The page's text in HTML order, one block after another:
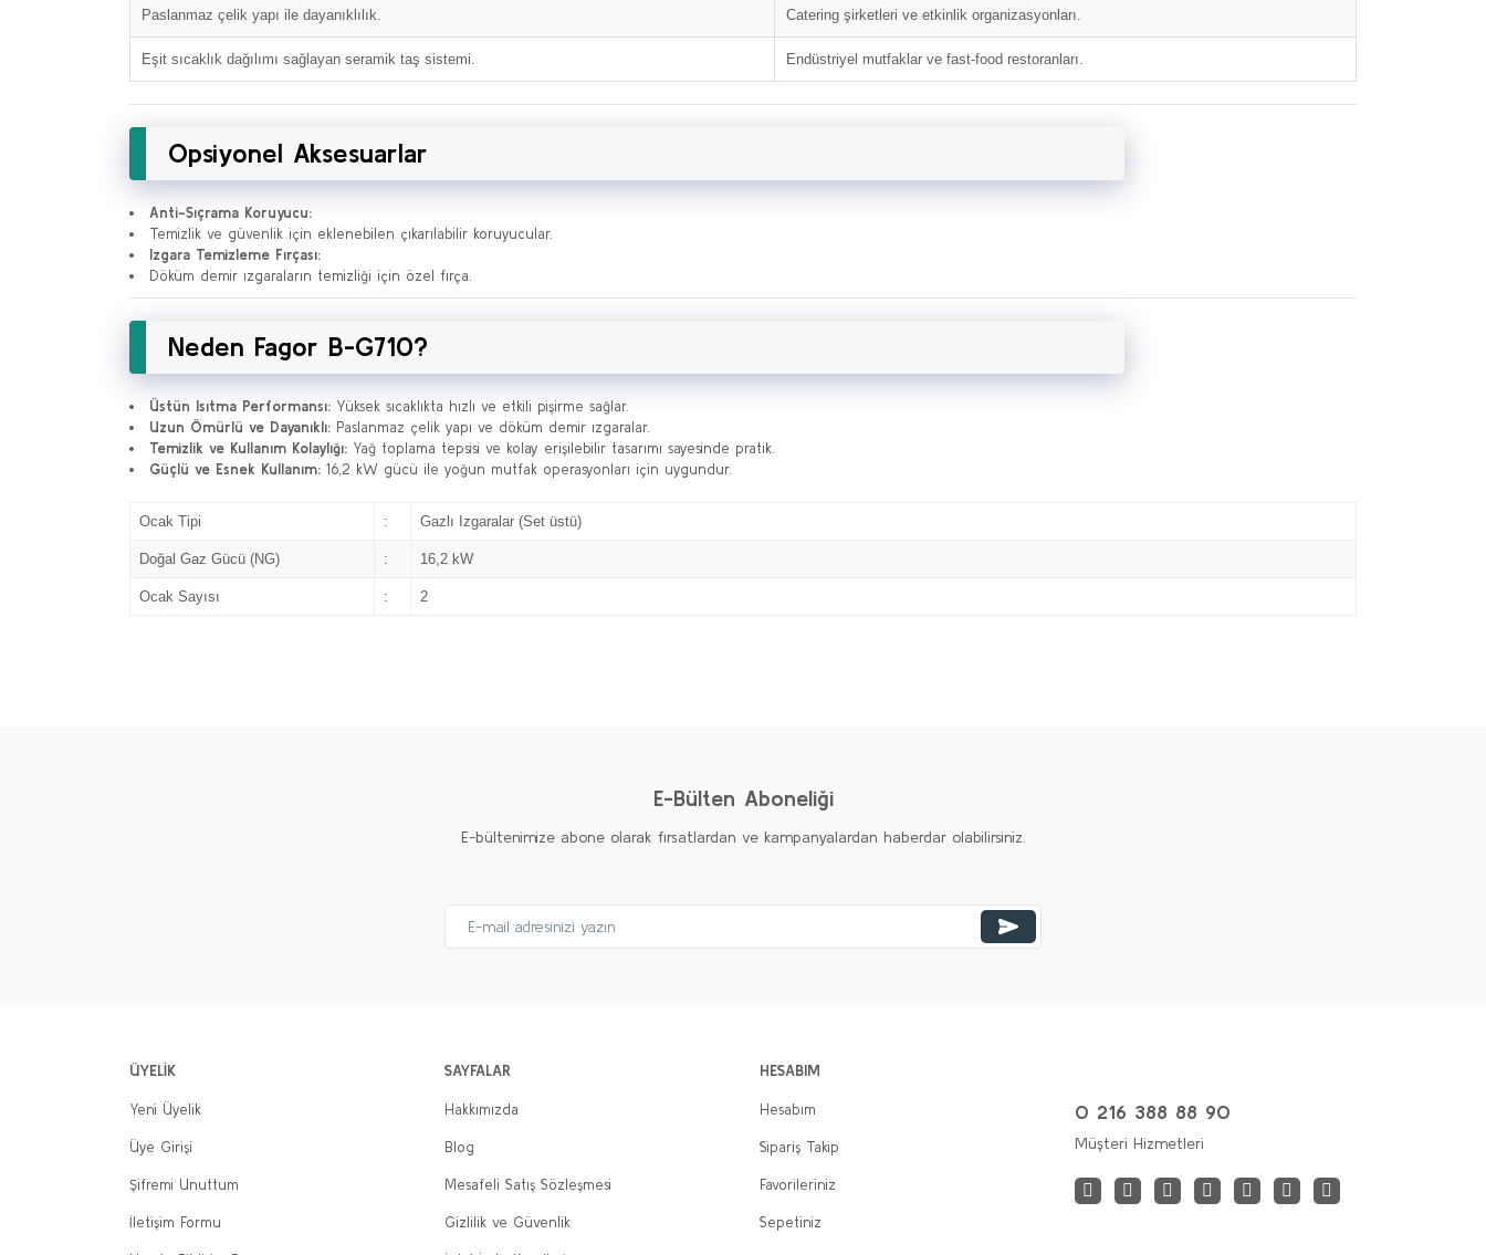
Paslanmaz çelik yapı ile dayanıklılık. Catering şirketleri ve etkinlik organizasyonları.
Eşit sıcaklık dağılımı sağlayan seramik taş sistemi. Endüstriyel mutfaklar ve fast-food restoranları.
Opsiyonel Aksesuarlar
Anti-Sıçrama Koruyucu:
Temizlik ve güvenlik için eklenebilen çıkarılabilir koruyucular.
Izgara Temizleme Fırçası:
Döküm demir ızgaraların temizliği için özel fırça.
Neden Fagor B-G710?
Üstün Isıtma Performansı: Yüksek sıcaklıkta hızlı ve etkili pişirme sağlar.
Uzun Ömürlü ve Dayanıklı: Paslanmaz çelik yapı ve döküm demir ızgaralar.
Temizlik ve Kullanım Kolaylığı: Yağ toplama tepsisi ve kolay erişilebilir tasarımı sayesinde pratik.
Güçlü ve Esnek Kullanım: 16,2 kW gücü ile yoğun mutfak operasyonları için uygundur.
Ocak Tipi : Gazlı Izgaralar (Set üstü)
Doğal Gaz Gücü (NG) : 16,2 kW
Ocak Sayısı : 2
E-Bülten Aboneliği
E-bültenimize abone olarak fırsatlardan ve kampanyalardan haberdar olabilirsiniz.
ÜYELİK
Yeni Üyelik
Üye Girişi
Şifremi Unuttum
İletişim Formu
SAYFALAR
Hakkımızda
Blog
Mesafeli Satış Sözleşmesi
Gizlilik ve Güvenlik
HESABIM
Hesabım
Sipariş Takip
Favorileriniz
Sepetiniz
0 216 388 88 90
Müşteri Hizmetleri